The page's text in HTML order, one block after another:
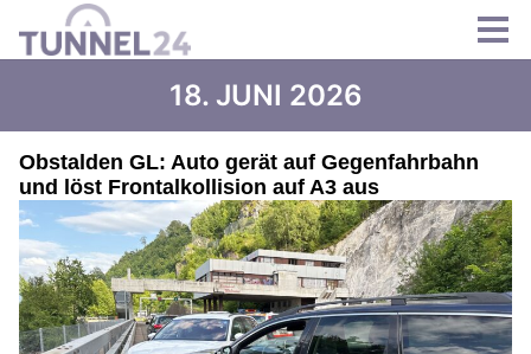
18. JUNI 2026
Obstalden GL: Auto gerät auf Gegenfahrbahn
und löst Frontalkollision auf A3 aus